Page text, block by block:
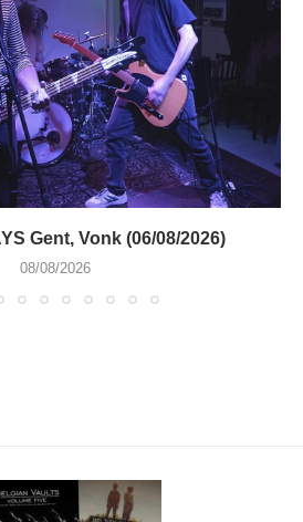
Gent, Vonk (06/08/2026)
08/08/2026